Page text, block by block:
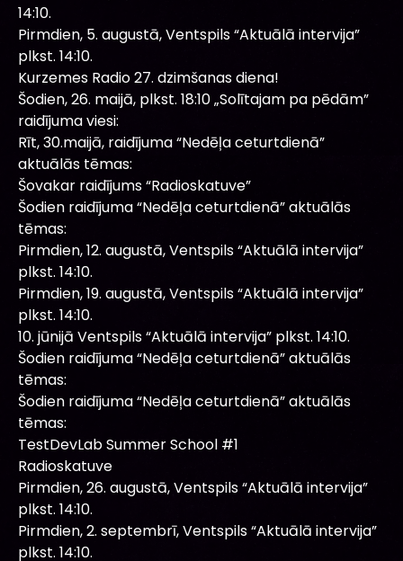
14:10.
Pirmdien, 5. augustā, Ventspils “Aktuālā intervija”
plkst. 14:10.
Kurzemes Radio 27. dzimšanas diena!
Šodien, 26. maijā, plkst. 18:10 „Solītajam pa pēdām”
raidījuma viesi:
Rīt, 30.maijā, raidījuma “Nedēļa ceturtdienā”
aktuālās tēmas:
Šovakar raidījums “Radioskatuve”
Šodien raidījuma “Nedēļa ceturtdienā” aktuālās
tēmas:
Pirmdien, 12. augustā, Ventspils “Aktuālā intervija”
plkst. 14:10.
Pirmdien, 19. augustā, Ventspils “Aktuālā intervija”
plkst. 14:10.
10. jūnijā Ventspils “Aktuālā intervija” plkst. 14:10.
Šodien raidījuma “Nedēļa ceturtdienā” aktuālās
tēmas:
Šodien raidījuma “Nedēļa ceturtdienā” aktuālās
tēmas:
TestDevLab Summer School #1
Radioskatuve
Pirmdien, 26. augustā, Ventspils “Aktuālā intervija”
plkst. 14:10.
Pirmdien, 2. septembrī, Ventspils “Aktuālā intervija”
plkst. 14:10.